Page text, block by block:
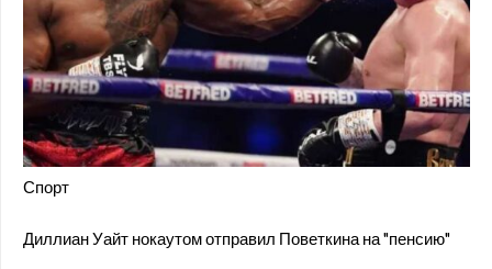
Спорт
Диллиан Уайт нокаутом отправил Поветкина на "пенсию"